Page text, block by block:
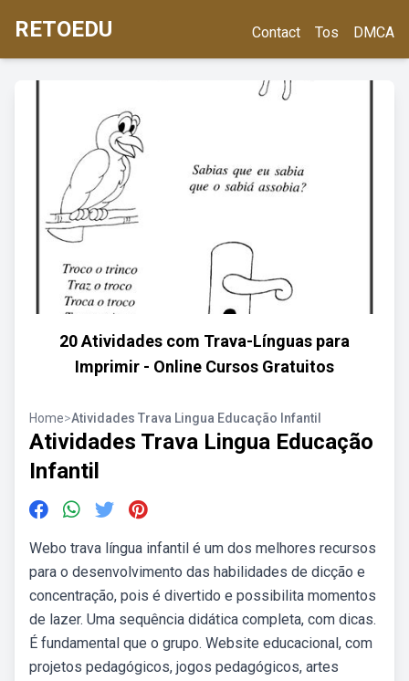
RETOEDU Contact Tos DMCA
20 Atividades com Trava-Línguas para
Imprimir - Online Cursos Gratuitos
Home>Atividades Trava Lingua Educação Infantil
Atividades Trava Lingua Educação
Infantil
Webo trava língua infantil é um dos melhores recursos
para o desenvolvimento das habilidades de dicção e
concentração, pois é divertido e possibilita momentos
de lazer. Uma sequência didática completa, com dicas.
É fundamental que o grupo. Website educacional, com
projetos pedagógicos, jogos pedagógicos, artes